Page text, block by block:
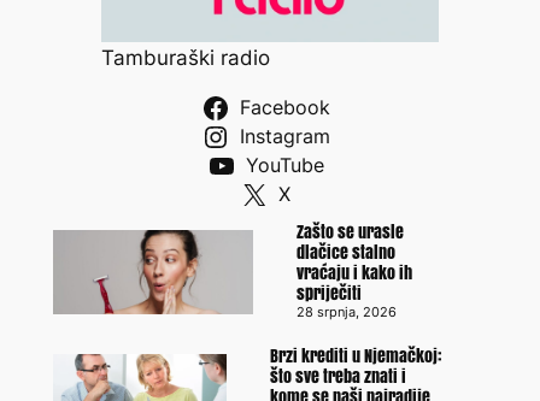
Tamburaški radio
Facebook
Instagram
YouTube
X
Zašto se urasle
dlačice stalno
vraćaju i kako ih
spriječiti
28 srpnja, 2026
Brzi krediti u Njemačkoj:
što sve treba znati i